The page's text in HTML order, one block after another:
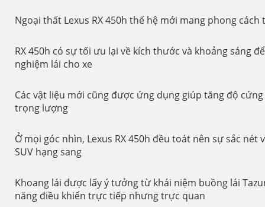
Ngoại thất Lexus RX 450h thế hệ mới mang phong
RX 450h có sự tối ưu lại về kích thước và khoảng sáng
nghiệm lái cho xe
Các vật liệu mới cũng được ứng dụng giúp tăng độ
trọng lượng
Ở mọi góc nhìn, Lexus RX 450h đều toát nên sự sắc nét
SUV hạng sang
Khoang lái được lấy ý tưởng từ khái niệm buồng lái
năng điều khiển trực tiếp nhưng trực quan